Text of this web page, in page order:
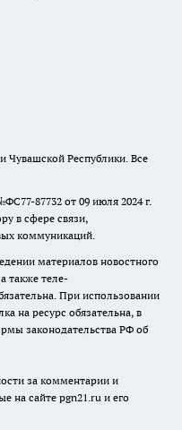
Чувашской Республики. Все
87732 от 09 июля 2024 г.
в сфере связи,
коммуникаций.
материалов новостного
также теле-
При использовании
на ресурс обязательна, в
законодательства РФ об
за комментарии и
на сайте pgn21.ru и его